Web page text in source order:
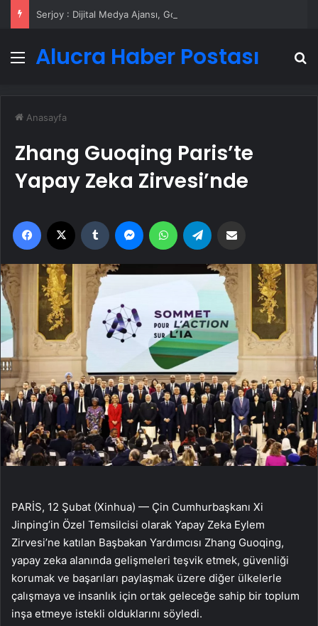
MenüAlucra Haber Postası
Anasayfa
Zhang Guoqing Paris’te
Yapay Zeka Zirvesi’nde
Facebook Tumblr MessengerWhatsApp
PARİS, 12 Şubat (Xinhua) — Çin Cumhurbaşkanı Xi
Jinping’in Özel Temsilcisi olarak Yapay Zeka Eylem
Zirvesi’ne katılan Başbakan Yardımcısı Zhang Guoqing,
yapay zeka alanında gelişmeleri teşvik etmek, güvenliği
korumak ve başarıları paylaşmak üzere diğer ülkelerle
çalışmaya ve insanlık için ortak geleceğe sahip bir toplum
inşa etmeye istekli olduklarını söyledi.